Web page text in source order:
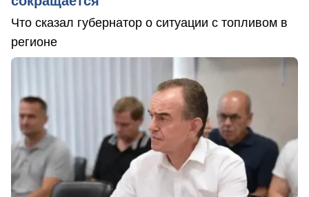
Что сказал губернатор о ситуации с топливом в
регионе